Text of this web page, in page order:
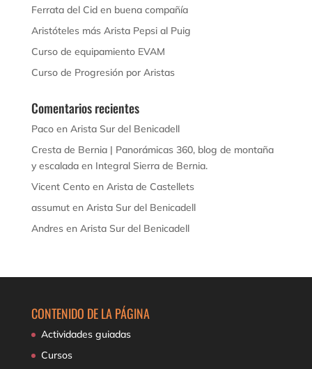
Ferrata del Cid en buena compañía
Aristóteles más Arista Pepsi al Puig
Curso de equipamiento EVAM
Curso de Progresión por Aristas
Comentarios recientes
Pacoen Arista Sur del Benicadell
Cresta de Bernia | Panorámicas 360, blog de montaña
y escaladaen Integral Sierra de Bernia.
Vicent Centoen Arista de Castellets
assumuten Arista Sur del Benicadell
Andresen Arista Sur del Benicadell
CONTENIDO DE LA PÁGINA
Actividades guiadas
Cursos